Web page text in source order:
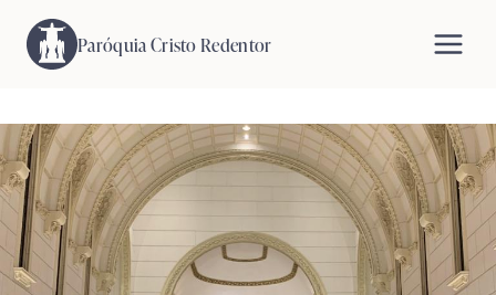
para
Paróquia Cristo Redentor